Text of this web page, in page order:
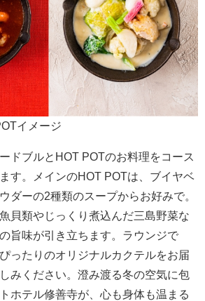
イメージ
ドブルとHOT POTのお料理をコース
す。メインのHOT POTは、ブイヤベ
ダーの2種類のスープからお好みで。
貝類やじっくり煮込んだ三島野菜な
旨味が引き立ちます。ラウンジで
ったりのオリジナルカクテルをお届
みください。澄み渡る冬の空気に包
ホテル修善寺が、心も身体も温まる